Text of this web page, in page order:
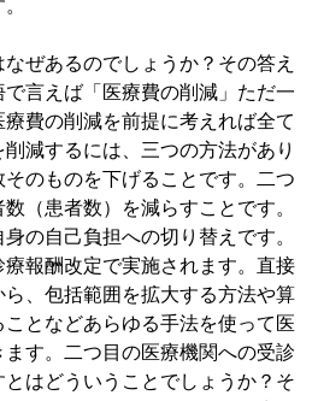
ぜあるのでしょうか？その答え
言えば「医療費の削減」ただ一
費の削減を前提に考えれば全て
減するには、三つの方法があり
のものを下げることです。二つ
（患者数）を減らすことです。
の自己負担への切り替えです。
報酬改定で実施されます。直接
、包括範囲を拡大する方法や算
となどあらゆる手法を使って医
す。二つ目の医療機関への受診
はどういうことでしょうか？そ